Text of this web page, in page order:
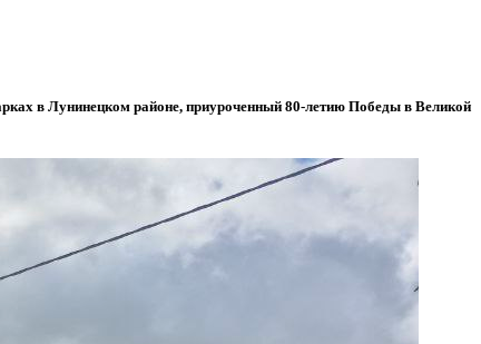
в Лунинецком районе, приуроченный 80-летию Победы в Великой